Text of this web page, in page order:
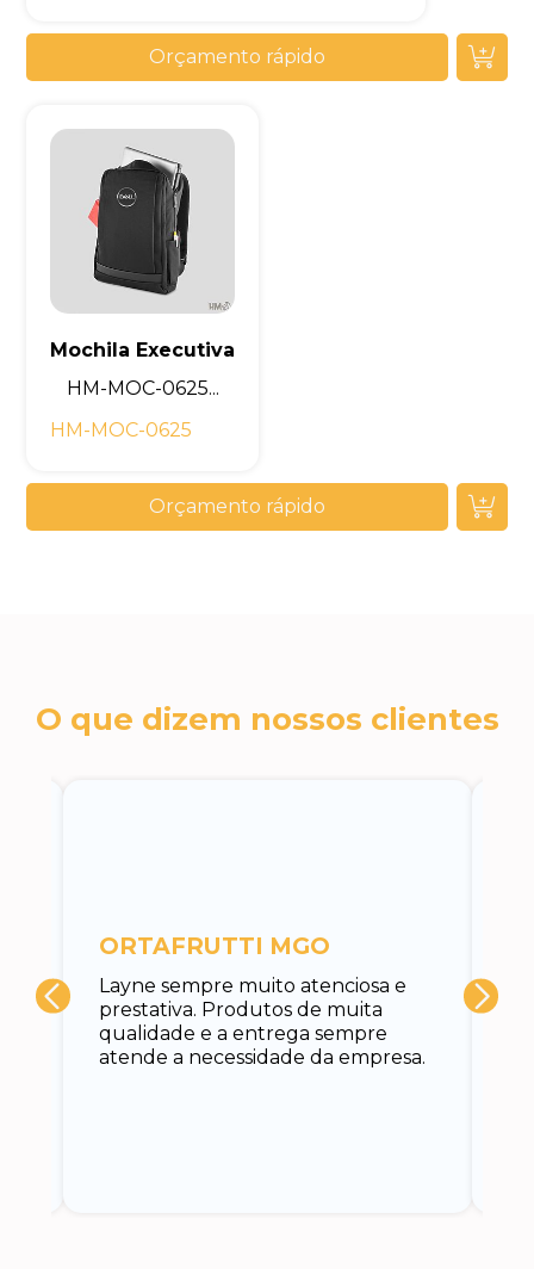
Orçamento rápido
Mochila Executiva
HM-MOC-0625...
HM-MOC-0625
Orçamento rápido
O que dizem nossos clientes
Layne sempre muito atenciosa e
prestativa. Produtos de muita
qualidade e a entrega sempre
atende a necessidade da empresa.
ORTAFRUTTI MGO